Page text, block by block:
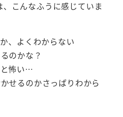
こんなふうに感じていま
、よくわからない
のかな？
と怖い…
せるのかさっぱりわから